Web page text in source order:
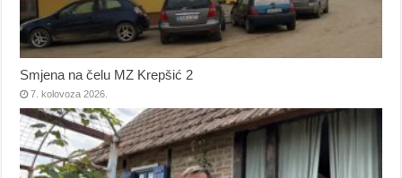
Smjena na čelu MZ Krepšić 2
7. kolovoza 2026.